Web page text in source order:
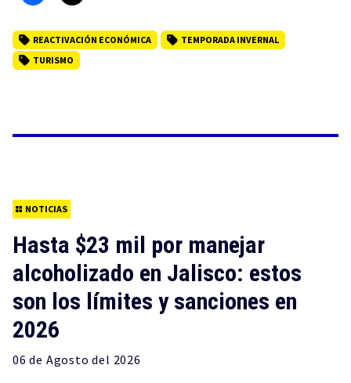
REACTIVACIÓN ECONÓMICA
TEMPORADA INVERNAL
TURISMO
NOTICIAS
Hasta $23 mil por manejar
alcoholizado en Jalisco: estos
son los límites y sanciones en
2026
06 de Agosto del 2026